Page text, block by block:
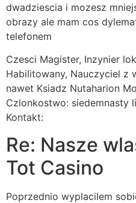
dwadziescia i mozesz
obrazy ale mam cos
telefonem
Czesci Magister, Inzynier
Habilitowany, Nauczyciel z
nawet Ksiadz Nutaharion
Czlonkostwo: siedemnasty
Kontakt:
Re: Nasze
Tot Casino
Poprzednio wyplacilem